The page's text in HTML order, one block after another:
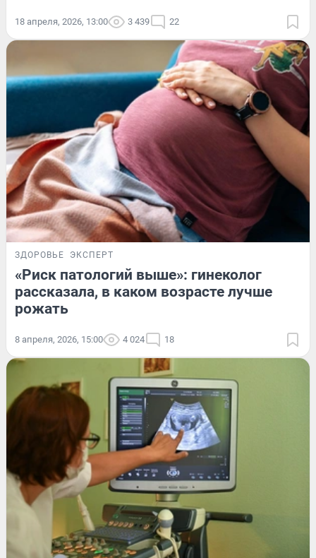
18 апреля, 2026, 13:00 3 439 22
ЗДОРОВЬЕ ЭКСПЕРТ
«Риск патологий выше»: гинеколог
рассказала, в каком возрасте лучше
рожать
8 апреля, 2026, 15:00 4 024 18